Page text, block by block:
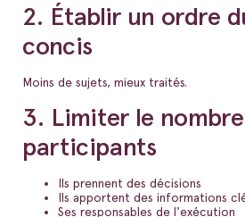
2. Établir un ordre
concis
Moins de sujets, mieux traités.
3. Limiter le
participants
Ils prennent des décisions
Ils apportent des informations
Ses responsables de l'exécution